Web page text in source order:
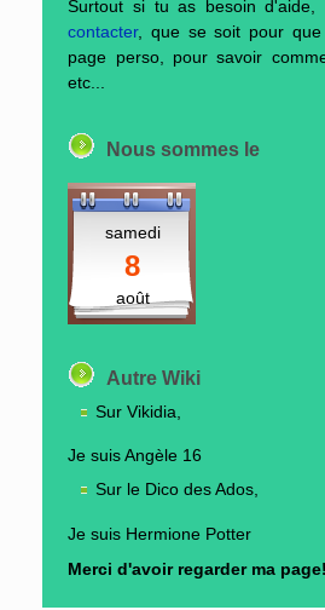
Surtout si tu as besoin d'aide,
contacter, que se soit pour
page perso, pour savoir
etc...
Nous sommes le
samedi
8
août
Autre Wiki
Sur Vikidia,
Je suis Angèle 16
Sur le Dico des Ados,
Je suis Hermione Potter
Merci d'avoir regarder ma page!